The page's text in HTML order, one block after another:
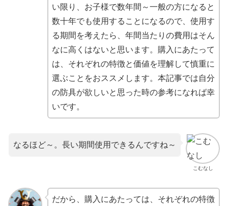
い限り、お子様で数年間～一般の方になると
数十年でも使用することになるので、使用す
る期間を考えたら、年間当たりの費用はそん
なに高くはないと思います。購入にあたって
は、それぞれの特徴と価値を理解して慎重に
選ぶことをおススメします。本記事では自分
の防具が欲しいと思った時の参考になれば幸
いです。
こむなし
なるほど～。長い期間使用できるんですね～
だから、購入にあたっては、それぞれの特徴